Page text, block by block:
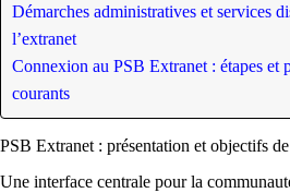
Démarches administratives et services
l’extranet
Connexion au PSB Extranet : étapes et
courants
PSB Extranet : présentation et objectifs
Une interface centrale pour la